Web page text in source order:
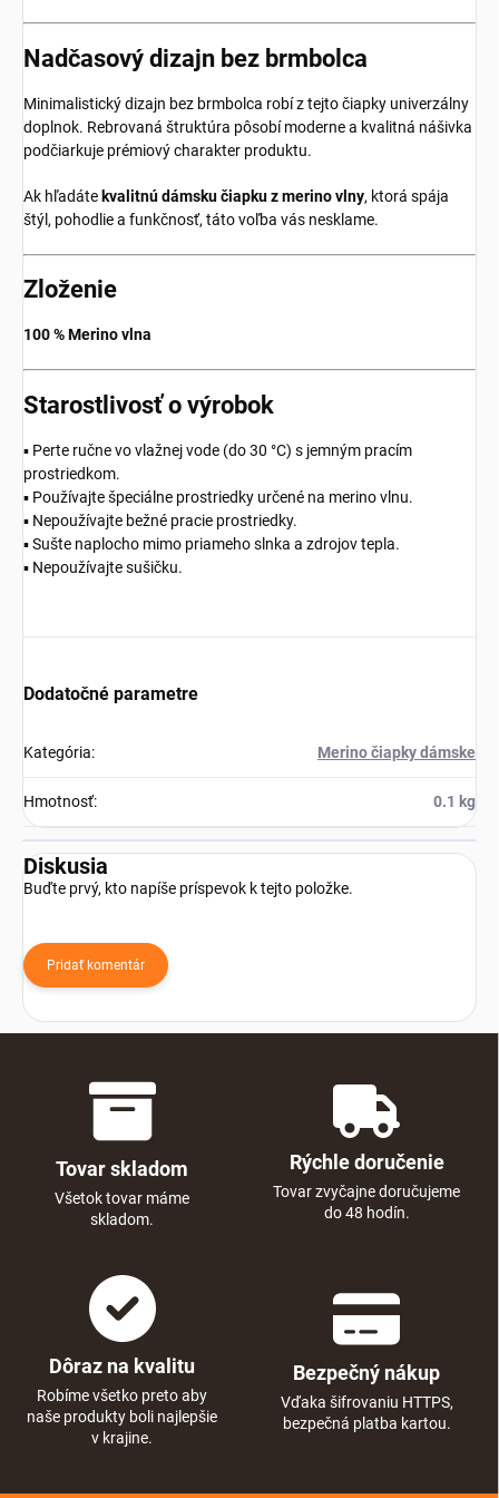
Nadčasový dizajn bez brmbolca
Minimalistický dizajn bez brmbolca robí z tejto čiapky univerzálny
doplnok. Rebrovaná štruktúra pôsobí moderne a kvalitná nášivka
podčiarkuje prémiový charakter produktu.
Ak hľadáte kvalitnú dámsku čiapku z merino vlny, ktorá spája
štýl, pohodlie a funkčnosť, táto voľba vás nesklame.
Zloženie
100 % Merino vlna
Starostlivosť o výrobok
▪️ Perte ručne vo vlažnej vode (do 30 °C) s jemným pracím
prostriedkom.
▪️ Používajte špeciálne prostriedky určené na merino vlnu.
▪️ Nepoužívajte bežné pracie prostriedky.
▪️ Sušte naplocho mimo priameho slnka a zdrojov tepla.
▪️ Nepoužívajte sušičku.
Dodatočné parametre
Kategória: Merino čiapky dámske
Hmotnosť: 0.1 kg
Diskusia
Buďte prvý, kto napíše príspevok k tejto položke.
Pridať komentár
Tovar skladom
Všetok tovar máme
skladom.
Rýchle doručenie
Tovar zvyčajne doručujeme
do 48 hodín.
Dôraz na kvalitu
Robíme všetko preto aby
naše produkty boli najlepšie
v krajine.
Bezpečný nákup
Vďaka šifrovaniu HTTPS,
bezpečná platba kartou.